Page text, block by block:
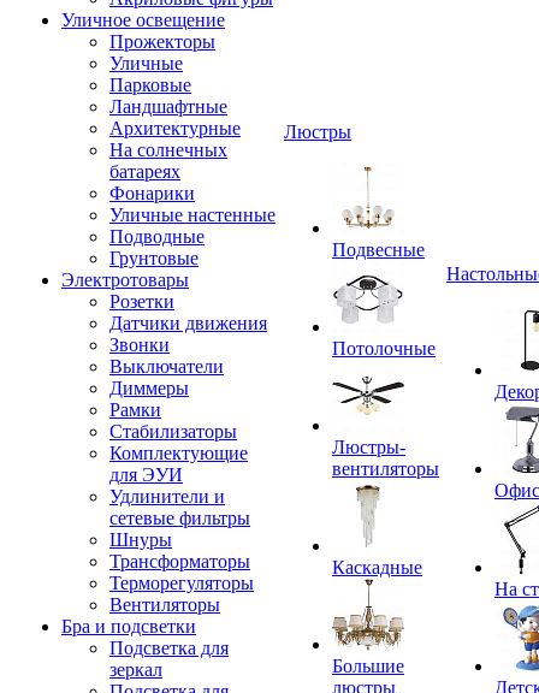
Уличное освещение
Прожекторы
Уличные
Парковые
Ландшафтные
Архитектурные
На солнечных
батареях
Фонарики
Уличные настенные
Подводные
Грунтовые
Электротовары
Розетки
Датчики движения
Звонки
Выключатели
Диммеры
Рамки
Стабилизаторы
Комплектующие
для ЭУИ
Удлинители и
сетевые фильтры
Шнуры
Трансформаторы
Терморегуляторы
Вентиляторы
Бра и подсветки
Подсветка для
зеркал
Люстры
Подвесные
Потолочные
Люстры-
вентиляторы
Каскадные
Большие
люстры
На